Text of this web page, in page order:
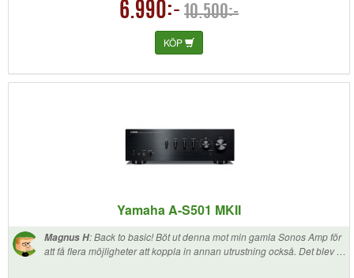
6.990:- 10.500:-
KÖP
Yamaha A-S501 MKII
Magnus H:Back to basic! Böt ut denna mot min gamla Sonos Amp för
att få flera möjligheter att koppla in annan utrustning också. Det blev ett